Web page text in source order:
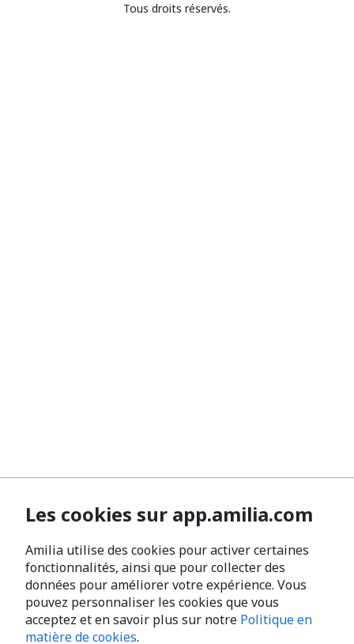
Tous droits réservés.
Les cookies sur app.amilia.com
Amilia utilise des cookies pour activer certaines
fonctionnalités, ainsi que pour collecter des
données pour améliorer votre expérience. Vous
pouvez personnaliser les cookies que vous
acceptez et en savoir plus sur notre Politique en
matière de cookies.